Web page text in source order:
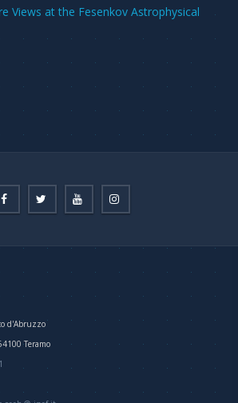
Views at the Fesenkov Astrophysical
d'Abruzzo
Teramo